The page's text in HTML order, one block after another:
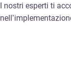
I nostri esperti ti